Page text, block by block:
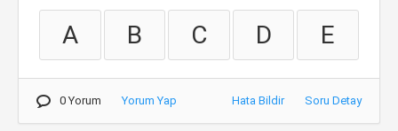
A B C D E
0 Yorum Yorum Yap Hata Bildir Soru Detay